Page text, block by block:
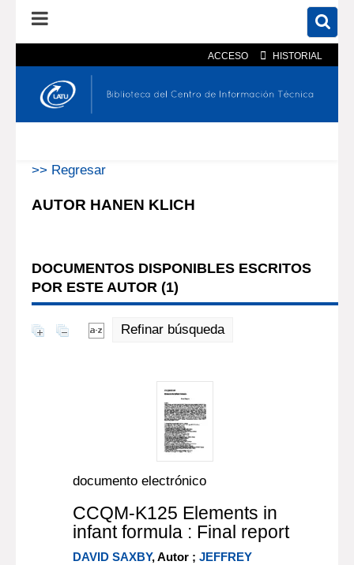
ACCESO HISTORIAL
En el catálogo En el sitio
>> Regresar
AUTOR HANEN KLICH
DOCUMENTOS DISPONIBLES ESCRITOS
POR ESTE AUTOR (1)
Refinar búsqueda
documento electrónico
CCQM-K125 Elements in
infant formula : Final report
DAVID SAXBY, Autor ;JEFFREY